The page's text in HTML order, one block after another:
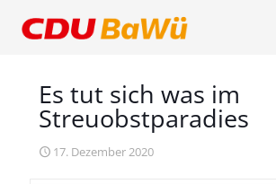
Es tut sich was im
Streuobstparadies
17. Dezember 2020